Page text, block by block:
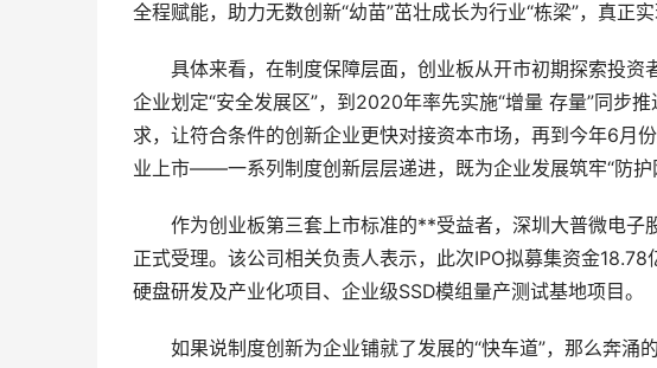
全程赋能，助力无数创新“幼苗”茁壮成长为行业“栋梁”，真正
具体来看，在制度保障层面，创业板从开市初期探索投资
企业划定“安全发展区”，到2020年率先实施“增量 存量”同步
求，让符合条件的创新企业更快对接资本市场，再到今年6月
业上市——一系列制度创新层层递进，既为企业发展筑牢“防护
作为创业板第三套上市标准的**受益者，深圳大普微电子
正式受理。该公司相关负责人表示，此次IPO拟募集资金
硬盘研发及产业化项目、企业级SSD模组量产测试基地项目。
如果说制度创新为企业铺就了发展的“快车道”，那么奔涌